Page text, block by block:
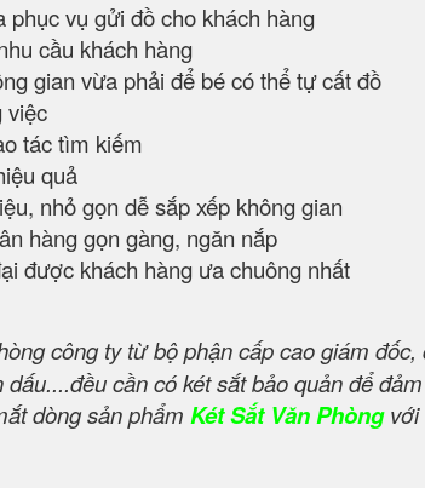
phục vụ gửi đồ cho khách hàng
cầu khách hàng
gian vừa phải để bé có thể tự cất đồ
việc
tác tìm kiếm
quả
nhỏ gọn dễ sắp xếp không gian
hàng gọn gàng, ngăn nắp
được khách hàng ưa chuông nhất
công ty từ bộ phận cấp cao giám đốc,
cần có két sắt bảo quản để
dòng sản phẩm Két Sắt Văn Phòngvới